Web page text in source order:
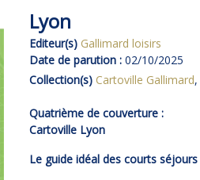
Lyon
Editeur(s) Gallimard loisirs
Date de parution : 02/10/2025
Collection(s) Cartoville Gallimard,
Quatrième de couverture :
Cartoville Lyon
Le guide idéal des courts séjours